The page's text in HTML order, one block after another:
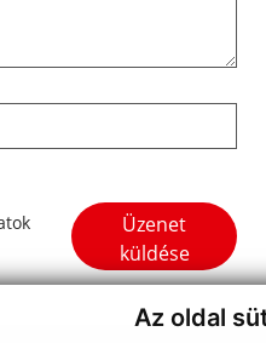
Az oldal
Google reCaptcha
Üzenet
küldése